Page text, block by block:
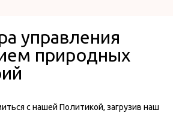
управления
природных
с нашей Политикой, загрузив наш